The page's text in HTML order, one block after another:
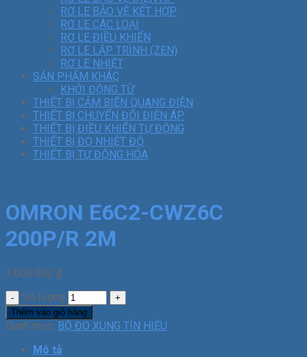
RƠ LE BẢO VỆ KẾT HỢP
RƠ LE CÁC LOẠI
RƠ LE ĐIỀU KHIỂN
RƠ LE LẬP TRÌNH (ZEN)
RƠ LE NHIỆT
SẢN PHẨM KHÁC
KHỞI ĐỘNG TỪ
THIẾT BỊ CẢM BIẾN QUANG ĐIỆN
THIẾT BỊ CHUYỂN ĐỔI ĐIỆN ÁP
THIẾT BỊ ĐIỀU KHIỂN TỰ ĐỘNG
THIẾT BỊ ĐO NHIỆT ĐỘ
THIẾT BỊ TỰ ĐỘNG HÓA
OMRON E6C2-CWZ6C
200P/R 2M
3.000.000 ₫
Số lượng
Thêm vào giỏ hàng
Danh mục: BỘ ĐO XUNG TÍN HIỆU
Mô tả